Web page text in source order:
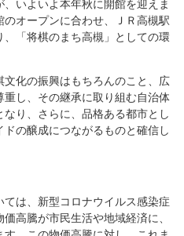
いよいよ本年秋に開館を迎えま
オープンに合わせ、ＪＲ高槻駅
「将棋のまち高槻」としての環
化の振興はもちろんのこと、広
重し、その継承に取り組む自治体
り、さらに、品格ある都市とし
の醸成につながるものと確信し
は、新型コロナウイルス感染症
高騰が市民生活や地域経済に、